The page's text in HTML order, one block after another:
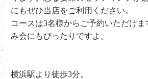
にもぜひ当店をご利用ください。
コースは3名様からご予約いただけ
み会にもぴったりですよ。
横浜駅より徒歩3分。